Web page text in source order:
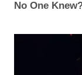
No One